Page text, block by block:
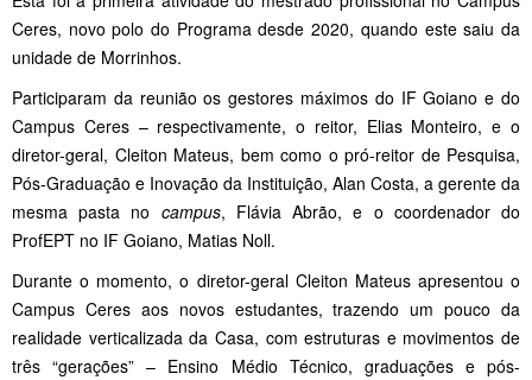
Ceres, novo polo do Programa desde 2020, quando este saiu da
unidade de Morrinhos.
Participaram da reunião os gestores máximos do IF Goiano e do
Campus Ceres – respectivamente, o reitor, Elias Monteiro, e o
diretor-geral, Cleiton Mateus, bem como o pró-reitor de Pesquisa,
Pós-Graduação e Inovação da Instituição, Alan Costa, a gerente da
mesma pasta no campus, Flávia Abrão, e o coordenador do
ProfEPT no IF Goiano, Matias Noll.
Durante o momento, o diretor-geral Cleiton Mateus apresentou o
Campus Ceres aos novos estudantes, trazendo um pouco da
realidade verticalizada da Casa, com estruturas e movimentos de
três “gerações” – Ensino Médio Técnico, graduações e pós-